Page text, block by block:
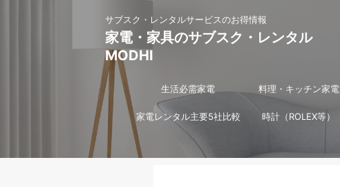
サブスク・レンタルサービスのお得情報
家電・家具のサブスク・レンタル
MODHI
生活必需家電 料理・キッチン家電
家電レンタル主要5社比較 時計（ROLEX等）